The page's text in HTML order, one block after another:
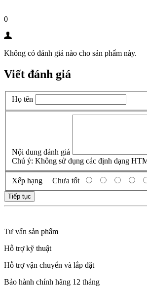
0
Không có đánh giá nào cho sản phẩm này.
Viết đánh giá
Họ tên
Nội dung đánh giá
Chú ý: Không sử dụng các định dạng
Xếp hạng Chưa tốt
Tiếp tục
Tư vấn sản phẩm
Hỗ trợ kỹ thuật
Hỗ trợ vận chuyển và lắp đặt
Bảo hành chính hãng 12 tháng